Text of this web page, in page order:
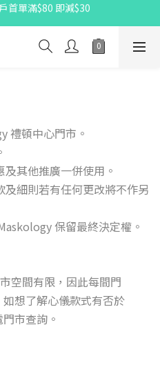
首單滿$80 即減$30
首單滿$80 即減$30
品會員 9 折
可享免運費
禮頓中心門市。
其他推廣一併使用。
細則若有任何更改將不作另
保留最終決定權。
空間有限，因此每間門
想了解心儀款式有否於
市查詢。